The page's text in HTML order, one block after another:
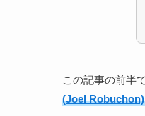
この記事の前半
(Joel Robuchon)